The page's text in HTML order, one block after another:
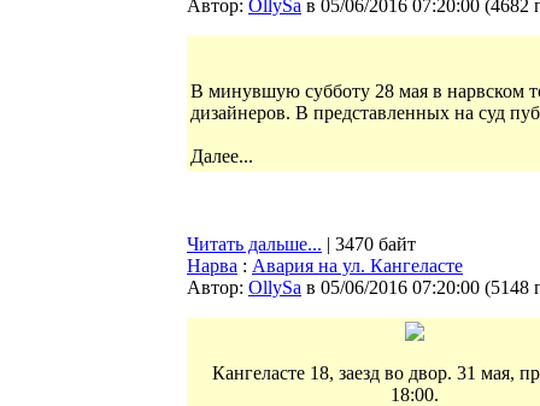
Автор: OllySa в 05/06/2016 07:20:00 (4682
В минувшую субботу 28 мая в нарвском
дизайнеров. В представленных на суд
Далее...
Читать дальше... | 3470 байт
Нарва : Авария на ул. Кангеласте
Автор: OllySa в 05/06/2016 07:20:00 (5148
Кангеласте 18, заезд во двор. 31 мая,
18:00.